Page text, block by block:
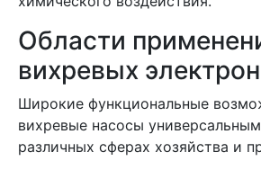
Области
вихревых
Широкие функциональные
вихревые насосы
различных сферах хозяйства и